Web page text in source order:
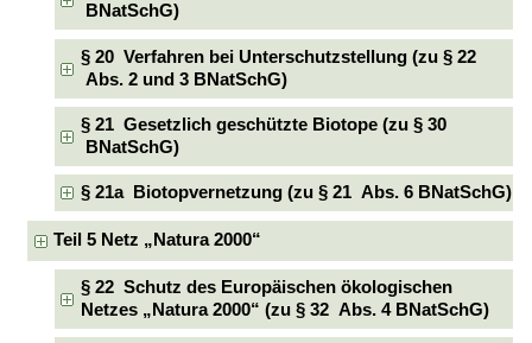
BNatSchG)
§ 20 Verfahren bei Unterschutzstellung (zu § 22
Abs. 2 und 3 BNatSchG)
§ 21 Gesetzlich geschützte Biotope (zu § 30
BNatSchG)
§ 21a Biotopvernetzung (zu § 21 Abs. 6 BNatSchG)
Teil 5 Netz „Natura 2000“
§ 22 Schutz des Europäischen ökologischen
Netzes „Natura 2000“ (zu § 32 Abs. 4 BNatSchG)